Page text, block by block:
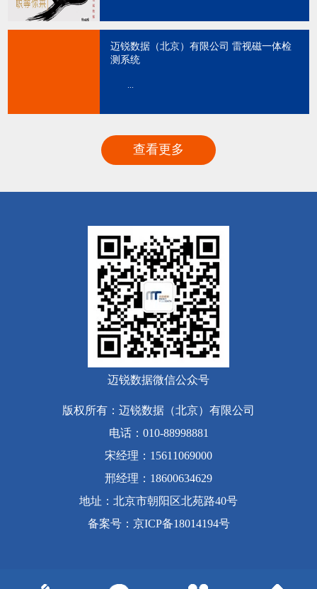
迈锐数据（北京）有限公司 雷视磁一体检
测系统
...
查看更多
迈锐数据微信公众号
版权所有：迈锐数据（北京）有限公司
电话：010-88998881
宋经理：15611069000
邢经理：18600634629
地址：北京市朝阳区北苑路40号
备案号： 京ICP备18014194号